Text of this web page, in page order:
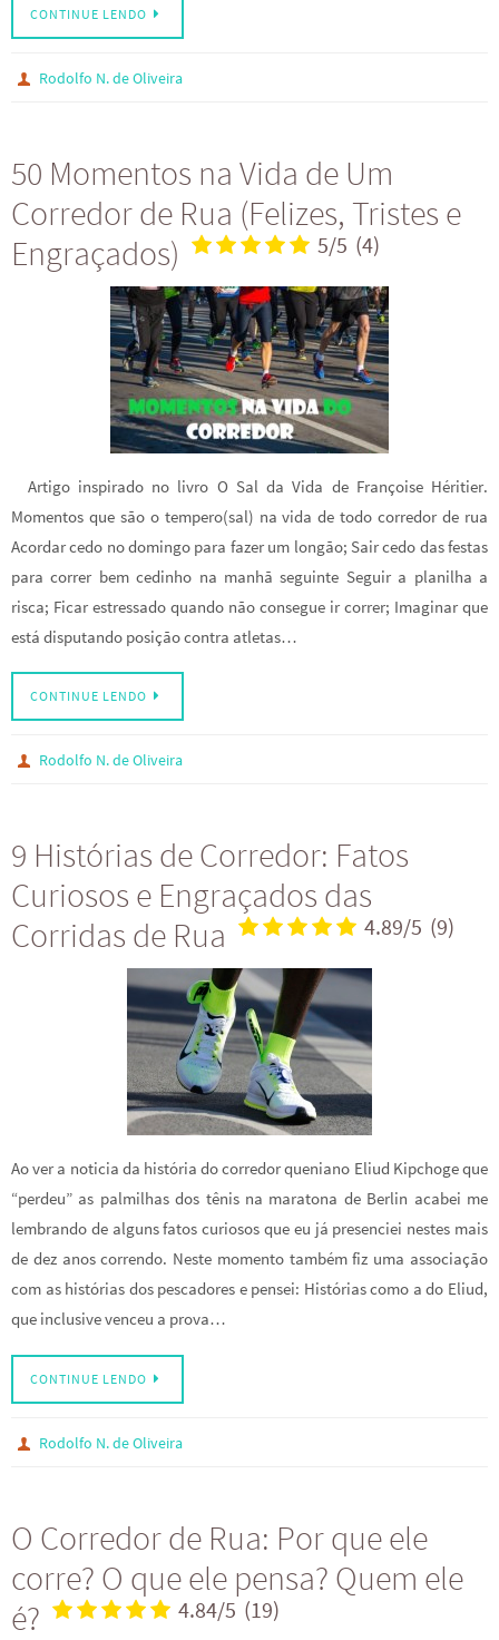
CONTINUE LENDO
Rodolfo N. de Oliveira
50 Momentos na Vida de Um
Corredor de Rua (Felizes, Tristes e
Engraçados)
5/5 (4)
Artigo inspirado no livro O Sal da Vida de Françoise Héritier.
Momentos que são o tempero(sal) na vida de todo corredor de rua
Acordar cedo no domingo para fazer um longão; Sair cedo das festas
para correr bem cedinho na manhã seguinte Seguir a planilha a
risca; Ficar estressado quando não consegue ir correr; Imaginar que
está disputando posição contra atletas…
CONTINUE LENDO
Rodolfo N. de Oliveira
9 Histórias de Corredor: Fatos
Curiosos e Engraçados das
Corridas de Rua
4.89/5 (9)
Ao ver a noticia da história do corredor queniano Eliud Kipchoge que
“perdeu” as palmilhas dos tênis na maratona de Berlin acabei me
lembrando de alguns fatos curiosos que eu já presenciei nestes mais
de dez anos correndo. Neste momento também fiz uma associação
com as histórias dos pescadores e pensei: Histórias como a do Eliud,
que inclusive venceu a prova…
CONTINUE LENDO
Rodolfo N. de Oliveira
O Corredor de Rua: Por que ele
corre? O que ele pensa? Quem ele
é?
4.84/5 (19)